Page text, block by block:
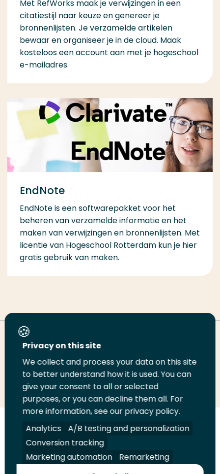
Met RefWorks maak je verwijzingen in een
citatiestijl naar keuze en genereer je
bronnenlijsten. Je verzamelde artikelen
bewaar en organiseer je in de cloud. Maak
kosteloos een account aan met je hogeschool
e-mailadres.
EndNote
EndNote is een softwarepakket voor het
beheren van verzamelde informatie en het
maken van verwijzingen en bronnenlijsten. Met
licentie van Hogeschool Rotterdam kun je hier
gratis gebruik van maken.
Deel deze pagina
Deel
LinkedIn
Deel
op
Twitter
Deel
op
Facebook
Email
deze
pagina
Print
deze
pagina
Volg
ons
op
LinkedIn
Volg
ons
op
Facebook
Volg
ons
op
YouTube
Volg
ons
op
Instagram
Juridisch Security A-Z Index
Contact
Privacy on this site
We collect and process your data on this site
to better understand how it is used. You can
give your consent to all or selected
purposes, or you can decline them all. For
more information, see our privacy policy.
Analytics
A/B testing and personalization
Conversion tracking
Marketing automation
Remarketing